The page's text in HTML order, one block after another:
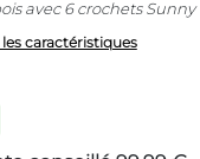
avec 6 crochets Sunny
caractéristiques